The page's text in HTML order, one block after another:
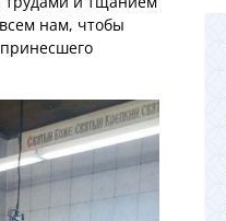
нам, чтобы